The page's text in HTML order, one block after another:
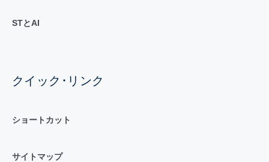
STとAI
クイック･リンク
ショートカット
サイトマップ